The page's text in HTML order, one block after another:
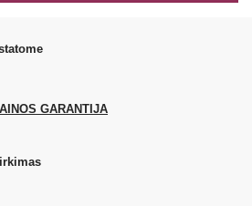
GARANTIJA